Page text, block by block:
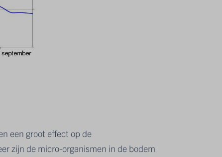
een groot effect op de
zijn de micro-organismen in de bodem